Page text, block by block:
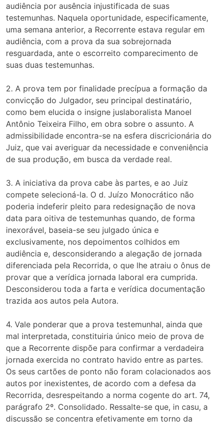
audiência por ausência injustificada de suas
testemunhas. Naquela oportunidade, especificamente,
uma semana anterior, a Recorrente estava regular em
audiência, com a prova da sua sobrejornada
resguardada, ante o escorreito comparecimento de
suas duas testemunhas.
2. A prova tem por finalidade precípua a formação da
convicção do Julgador, seu principal destinatário,
como bem elucida o insigne juslaboralista Manoel
Antônio Teixeira Filho, em obra sobre o assunto. A
admissibilidade encontra-se na esfera discricionária do
Juiz, que vai averiguar da necessidade e conveniência
de sua produção, em busca da verdade real.
3. A iniciativa da prova cabe às partes, e ao Juiz
compete selecioná-la. O d. Juízo Monocrático não
poderia indeferir pleito para redesignação de nova
data para oitiva de testemunhas quando, de forma
inexorável, baseia-se seu julgado única e
exclusivamente, nos depoimentos colhidos em
audiência e, desconsiderando a alegação de jornada
diferenciada pela Recorrida, o que lhe atraiu o ônus de
provar que a verídica jornada laboral era cumprida.
Desconsiderou toda a farta e verídica documentação
trazida aos autos pela Autora.
4. Vale ponderar que a prova testemunhal, ainda que
mal interpretada, constituiria único meio de prova de
que a Recorrente dispõe para confirmar a verdadeira
jornada exercida no contrato havido entre as partes.
Os seus cartões de ponto não foram colacionados aos
autos por inexistentes, de acordo com a defesa da
Recorrida, desrespeitando a norma cogente do art. 74,
parágrafo 2º. Consolidado. Ressalte-se que, in casu, a
discussão se concentra efetivamente em torno da